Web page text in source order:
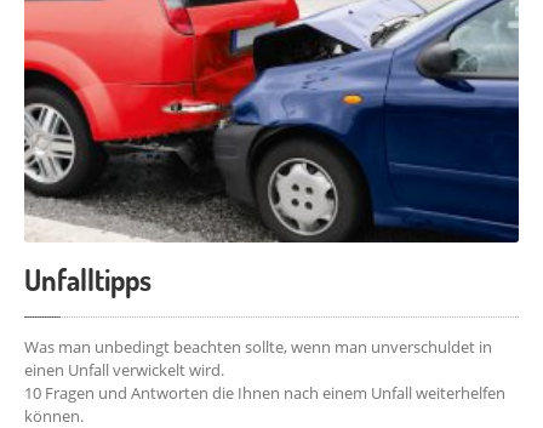
Unfalltipps
Was man unbedingt beachten sollte, wenn man unverschuldet in
einen Unfall verwickelt wird.
10 Fragen und Antworten die Ihnen nach einem Unfall weiterhelfen
können.